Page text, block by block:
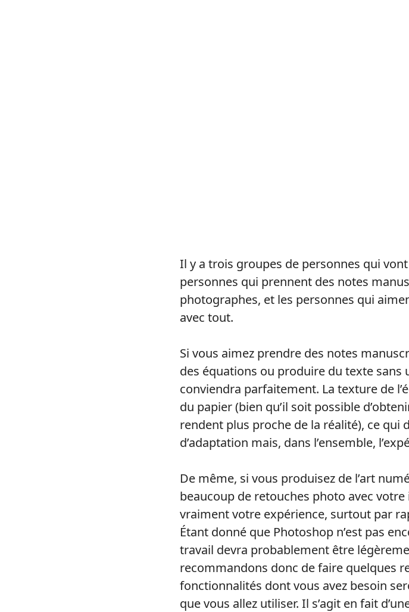
Il y a trois groupes de personnes qui
personnes qui prennent des notes
photographes, et les personnes qui
avec tout.
Si vous aimez prendre des notes
des équations ou produire du texte sans
conviendra parfaitement. La texture de
du papier (bien qu’il soit possible
rendent plus proche de la réalité), ce qui
d’adaptation mais, dans l’ensemble,
De même, si vous produisez de l’art
beaucoup de retouches photo avec votre
vraiment votre expérience, surtout par
Étant donné que Photoshop n’est pas
travail devra probablement être
recommandons donc de faire quelques
fonctionnalités dont vous avez besoin
que vous allez utiliser. Il s’agit en fait